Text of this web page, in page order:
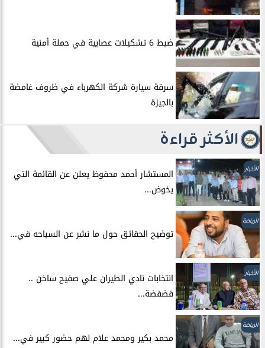
ضبط 6 تشكيلات عصابية في حملة أمنية
سرقة سيارة شركة الكهرباء في ظروف غامضة
بالجيزة
الأكثر قراءة
الأخبار
المستشار أحمد محفوظ يعلن عن القائمة التي
يخوض...
الرياضة
توضيح الحقائق حول ما نشر عن السباحه في...
الأخبار
انتخابات نادي الطيران علي صفيح ساخن ..
فضفضة...
الرياضة
محمد بكير ومحمد علام لهم حضور كبير في...